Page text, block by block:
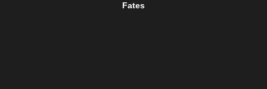
Fates